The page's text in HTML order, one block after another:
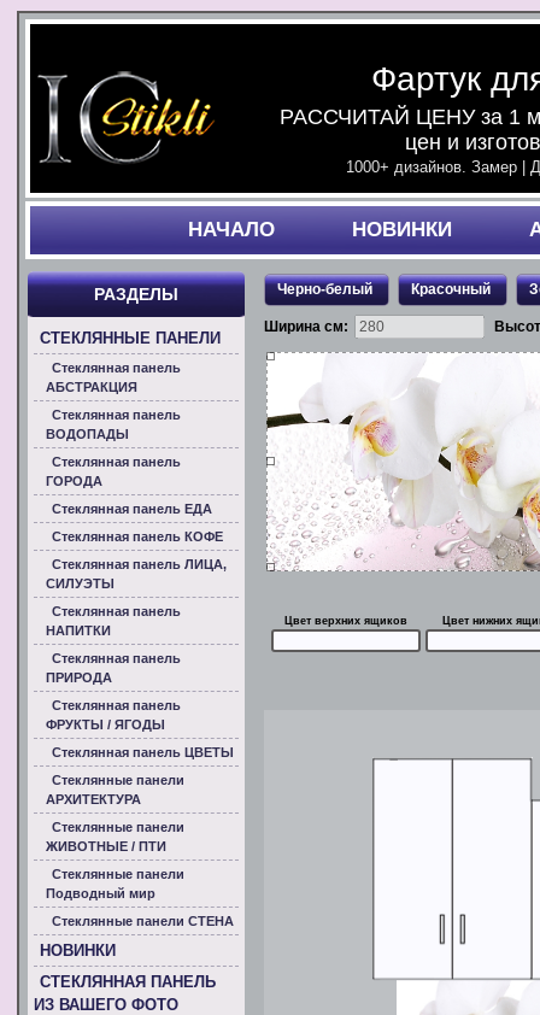
Фартук
РАССЧИТАЙ ЦЕНУ за 1
цен и
1000+ дизайнов. Замер |
НАЧАЛO НОВИНКИ
Черно-белый Красочный
Ширина см:
Цвет верхних ящиков Цвет нижних
РАЗДЕЛЫ
СТЕКЛЯННЫЕ ПАНЕЛИ
Стеклянная панель
АБСТРАКЦИЯ
Стеклянная панель
ВОДОПАДЫ
Стеклянная панель
ГОРОДА
Стеклянная панель ЕДА
Стеклянная панель КОФЕ
Стеклянная панель ЛИЦА,
СИЛУЭТЫ
Стеклянная панель
НАПИТКИ
Стеклянная панель
ПРИРОДА
Стеклянная панель
ФРУКТЫ / ЯГОДЫ
Стеклянная панель ЦВЕТЫ
Стеклянные панели
АРХИТЕКТУРА
Стеклянные панели
ЖИВОТНЫЕ / ПТИ
Стеклянные панели
Подводный мир
Стеклянные панели СТЕНА
НОВИНКИ
СТЕКЛЯННАЯ ПАНЕЛЬ
ИЗ ВАШЕГО ФОТО